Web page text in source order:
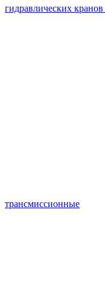
гидравлических кранов
трансмиссионные